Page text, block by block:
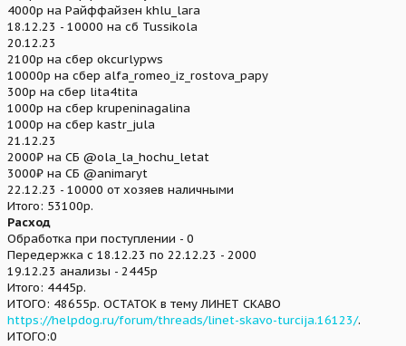
4000р на Райффайзен khlu_lara
18.12.23 - 10000 на сб Tussikola
20.12.23
2100р на сбер okcurlypws
10000р на сбер alfa_romeo_iz_rostova_papy
300р на сбер lita4tita
1000р на сбер krupeninagalina
1000р на сбер kastr_jula
21.12.23
2000₽ на СБ @ola_la_hochu_letat
3000₽ на СБ @animaryt
22.12.23 - 10000 от хозяев наличными
Итого: 53100р.
Расход
Обработка при поступлении - 0
Передержка с 18.12.23 по 22.12.23 - 2000
19.12.23 анализы - 2445р
Итого: 4445р.
ИТОГО: 48655р. ОСТАТОК в тему ЛИНЕТ СКАВО
https://helpdog.ru/forum/threads/linet-skavo-turcija.16123/.
ИТОГО:0